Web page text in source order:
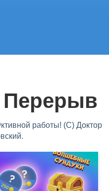
Перерыв
работы! (С) Доктор